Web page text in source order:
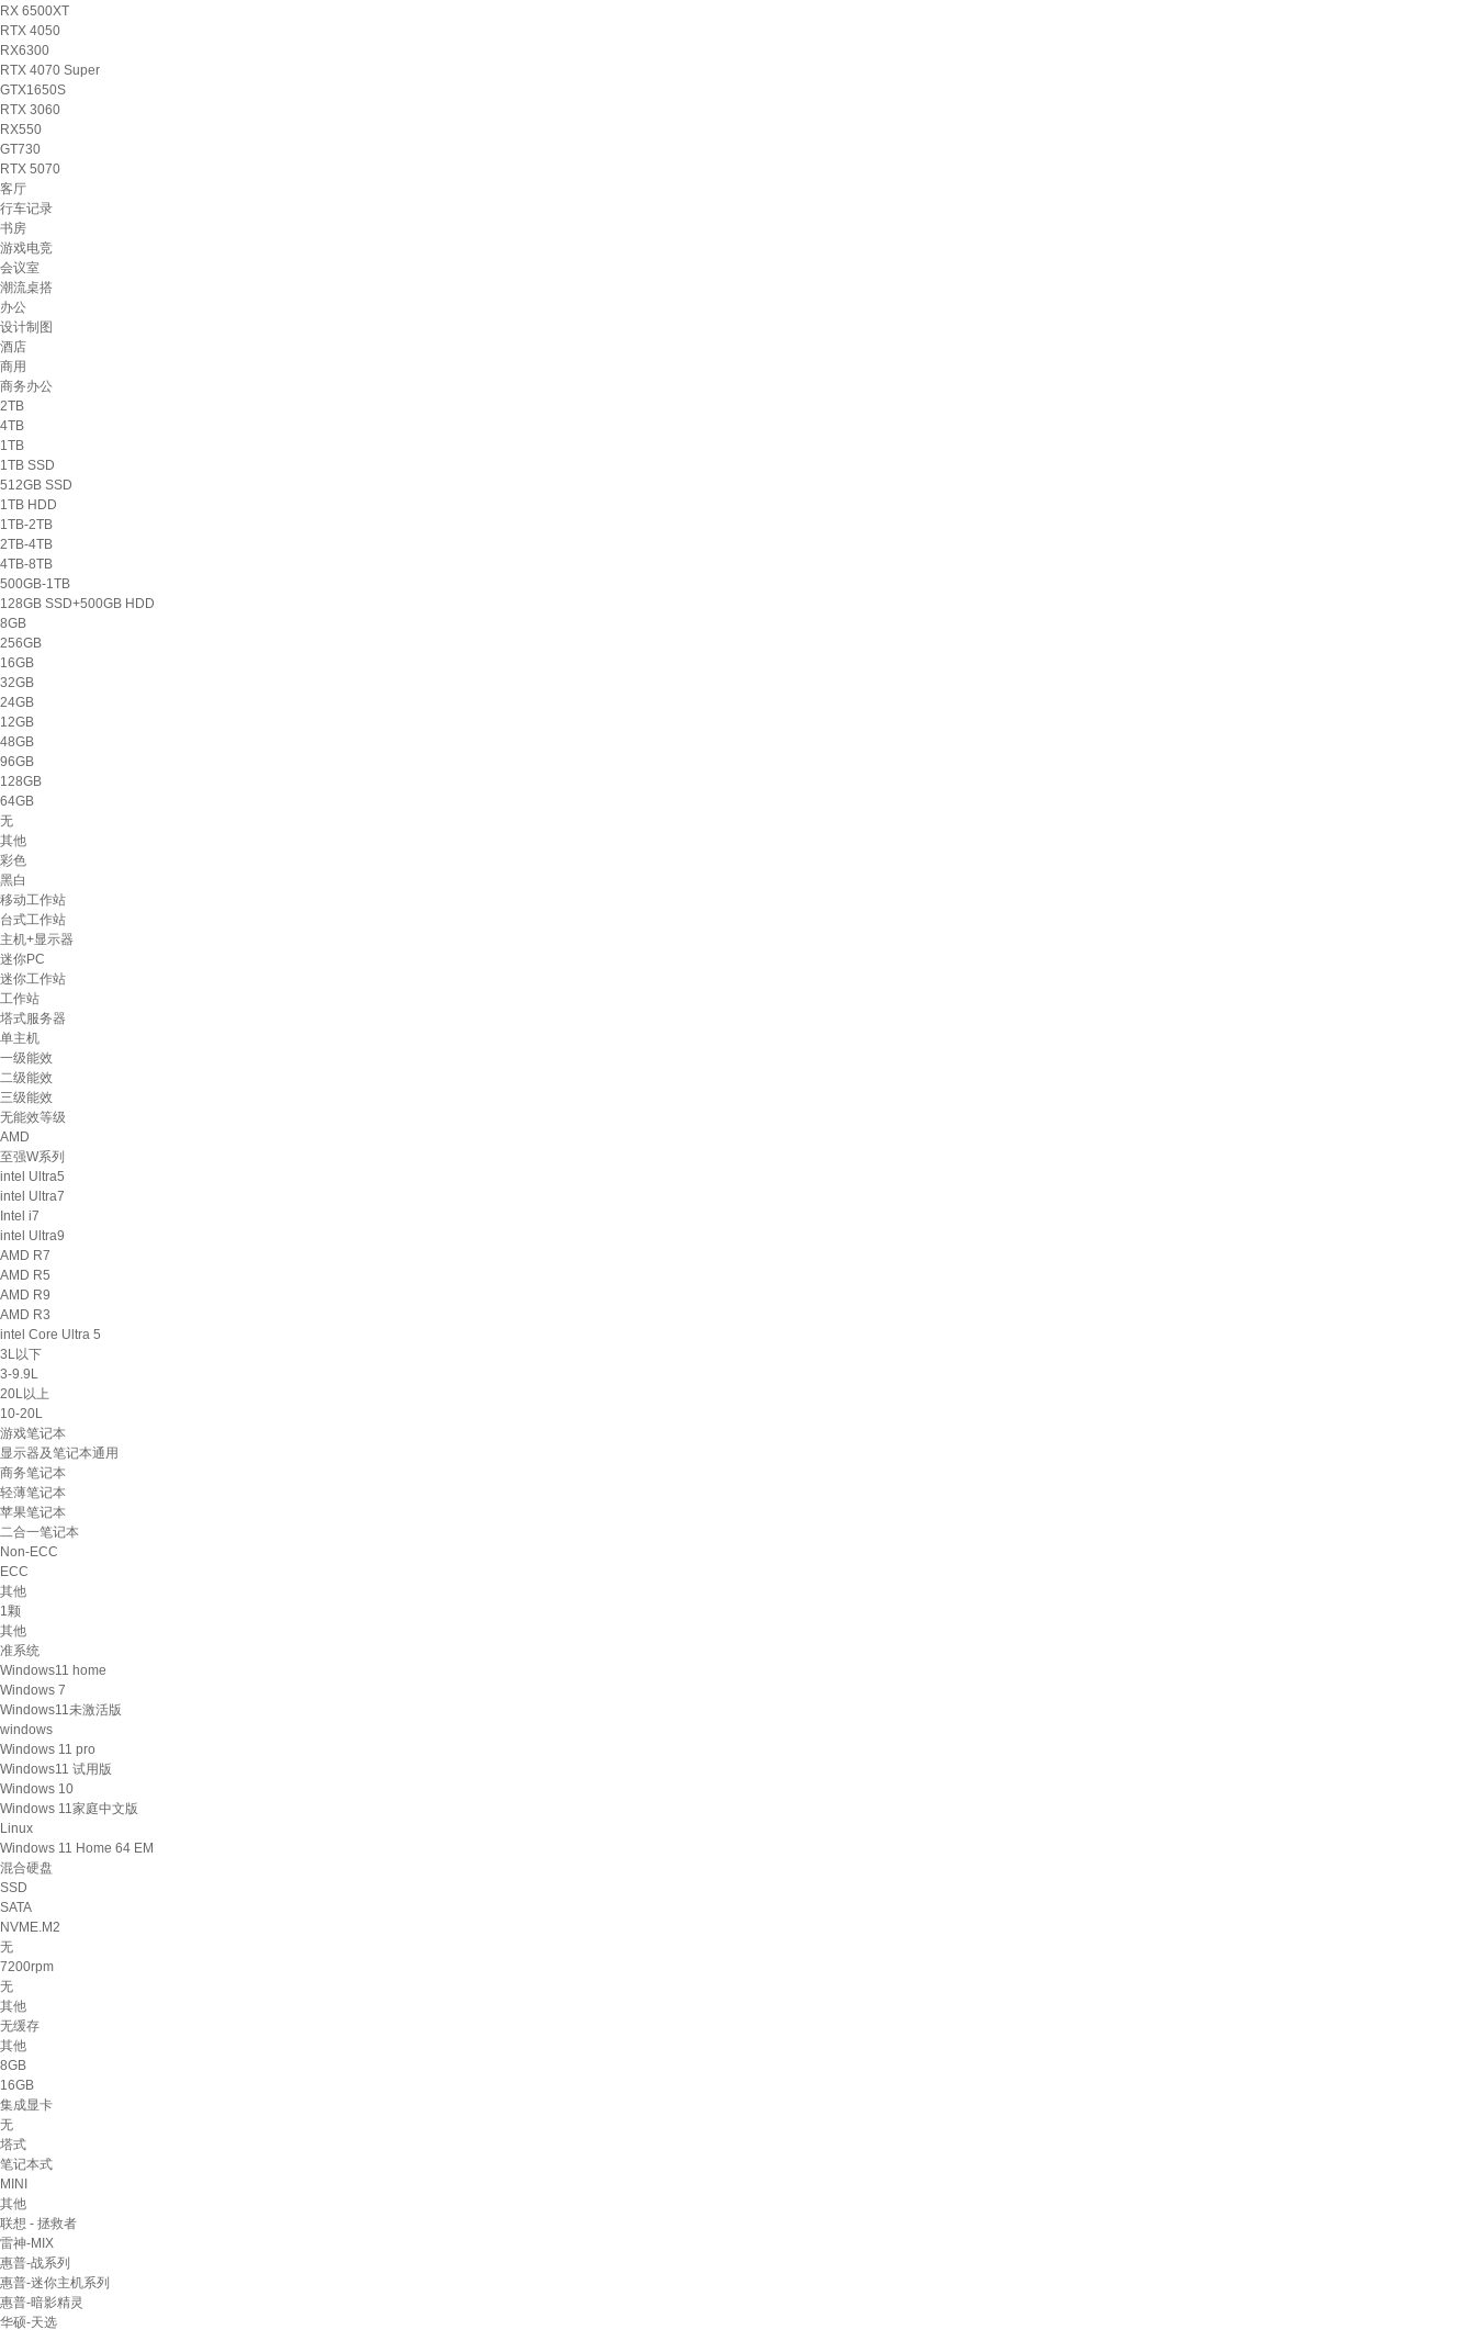
RX 6500XT
RTX 4050
RX6300
RTX 4070 Super
GTX1650S
RTX 3060
RX550
GT730
RTX 5070
客厅
行车记录
书房
游戏电竞
会议室
潮流桌搭
办公
设计制图
酒店
商用
商务办公
2TB
4TB
1TB
1TB SSD
512GB SSD
1TB HDD
1TB-2TB
2TB-4TB
4TB-8TB
500GB-1TB
128GB SSD+500GB HDD
8GB
256GB
16GB
32GB
24GB
12GB
48GB
96GB
128GB
64GB
无
其他
彩色
黑白
移动工作站
台式工作站
主机+显示器
迷你PC
迷你工作站
工作站
塔式服务器
单主机
一级能效
二级能效
三级能效
无能效等级
AMD
至强W系列
intel Ultra5
intel Ultra7
Intel i7
intel Ultra9
AMD R7
AMD R5
AMD R9
AMD R3
intel Core Ultra 5
3L以下
3-9.9L
20L以上
10-20L
游戏笔记本
显示器及笔记本通用
商务笔记本
轻薄笔记本
苹果笔记本
二合一笔记本
Non-ECC
ECC
其他
1颗
其他
准系统
Windows11 home
Windows 7
Windows11未激活版
windows
Windows 11 pro
Windows11 试用版
Windows 10
Windows 11家庭中文版
Linux
Windows 11 Home 64 EM
混合硬盘
SSD
SATA
NVME.M2
无
7200rpm
无
其他
无缓存
其他
8GB
16GB
集成显卡
无
塔式
笔记本式
MINI
其他
联想 - 拯救者
雷神-MIX
惠普-战系列
惠普-迷你主机系列
惠普-暗影精灵
华硕-天选